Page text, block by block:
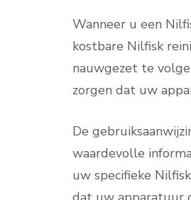
Wanneer u een
kostbare Nilfisk
nauwgezet te
zorgen dat uw
De
waardevolle
uw specifieke